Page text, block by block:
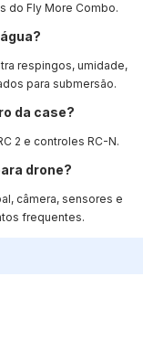
do Fly More Combo.
respingos, umidade,
para submersão.
da case?
2 e controles RC-N.
drone?
câmera, sensores e
frequentes.